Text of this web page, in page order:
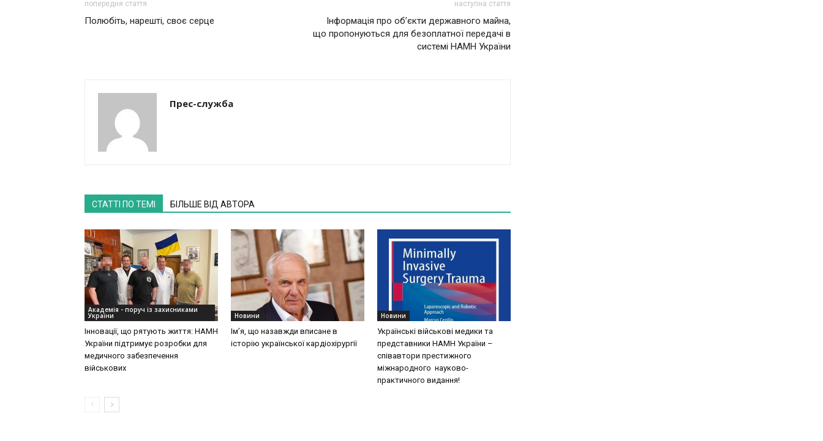
попередня стаття
Полюбіть, нарешті, своє серце
наступна стаття
Інформація про об’єкти державного майна,
що пропонуються для безоплатної передачі в
системі НАМН України
Прес-служба
СТАТТІ ПО ТЕМІ БІЛЬШЕ ВІД АВТОРА
Академія - поруч із захисниками
України
Інновації, що рятують життя: НАМН
України підтримує розробки для
медичного забезпечення
військових
Новини
Ім’я, що назавжди вписане в
історію української кардіохірургії
Новини
Українські військові медики та
представники НАМН України –
співавтори престижного
міжнародного науково-
практичного видання!